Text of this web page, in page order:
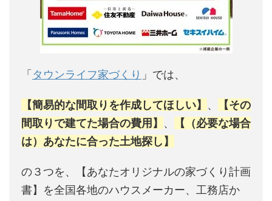
「 タウンライフ家づくり 」では、
【簡易的な間取りを作成してほしい】 、
【その
間取りで建てた場合の費用】 、
【（必要な場合
は）あなたに合った土地探し】
の３つを、【あなたオリジナルの家づくり計画
書】を全国各地のハウスメーカー、工務店か